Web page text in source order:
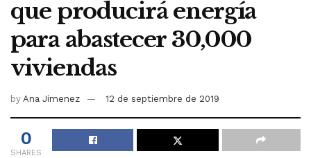
que producirá energía
para abastecer 30,000
viviendas
by Ana Jimenez 12 de septiembre de 2019
0
SHARES